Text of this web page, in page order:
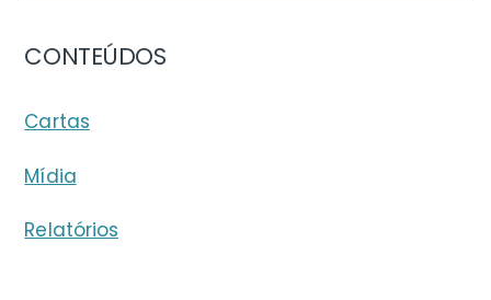
CONTEÚDOS
Cartas
Mídia
Relatórios